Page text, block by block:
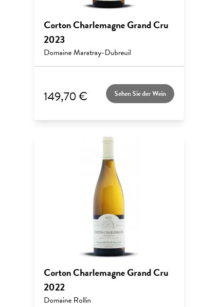
Corton Charlemagne Grand Cru
2023
Domaine Maratray-Dubreuil
149,70 € Sehen Sie der Wein
Corton Charlemagne Grand Cru
2022
Domaine Rollin